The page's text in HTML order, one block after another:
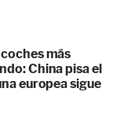
más
China pisa el
europea sigue